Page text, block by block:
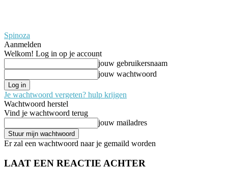
Spinoza
Aanmelden
Welkom! Log in op je account
jouw gebruikersnaam
jouw wachtwoord
Je wachtwoord vergeten? hulp krijgen
Wachtwoord herstel
Vind je wachtwoord terug
jouw mailadres
Er zal een wachtwoord naar je gemaild worden
LAAT EEN REACTIE ACHTER